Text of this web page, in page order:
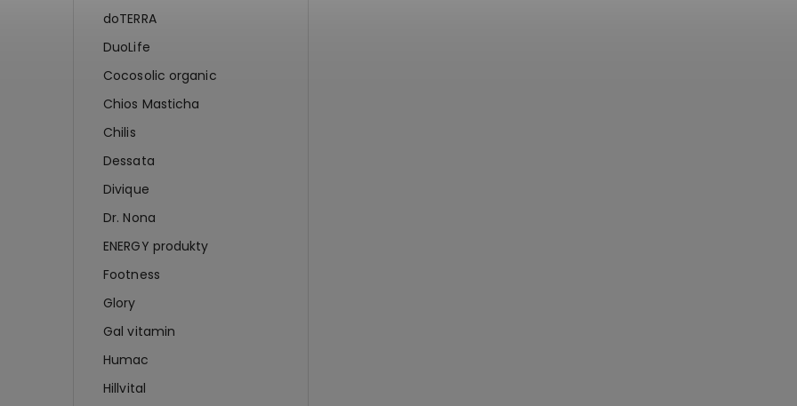
doTERRA
DuoLife
Cocosolic organic
Chios Masticha
Chilis
Dessata
Divique
Dr. Nona
ENERGY produkty
Footness
Glory
Gal vitamin
Humac
Hillvital